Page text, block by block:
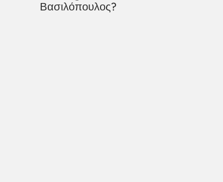
Βασιλόπουλος?